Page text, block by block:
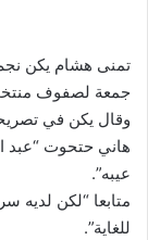
تمنى هشام يكن نجم
جمعة لصفوف
وقال يكن في
هاني حتحوت “عبد
عيبه”.
متابعا “لكن
للغاية”.